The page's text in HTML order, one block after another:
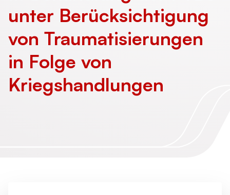
unter Berücksichtigung
von Traumatisierungen
in Folge von
Kriegshandlungen